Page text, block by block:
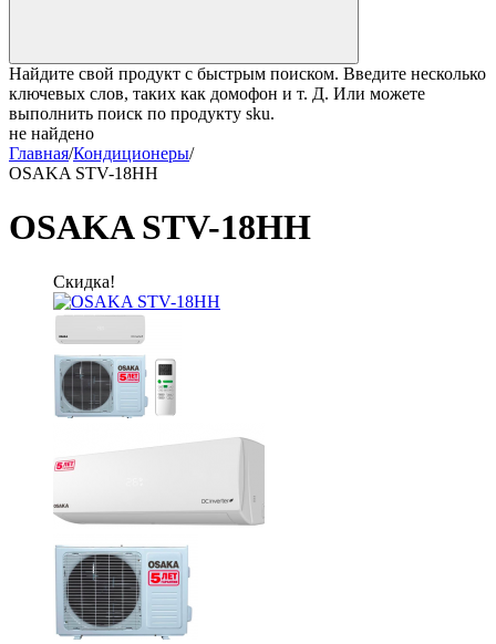
Найдите свой продукт с быстрым поиском. Введите несколько
ключевых слов, таких как домофон и т. Д. Или можете
выполнить поиск по продукту sku.
не найдено
Главная/Кондиционеры/
OSAKA STV-18HH
OSAKA STV-18HH
Скидка!